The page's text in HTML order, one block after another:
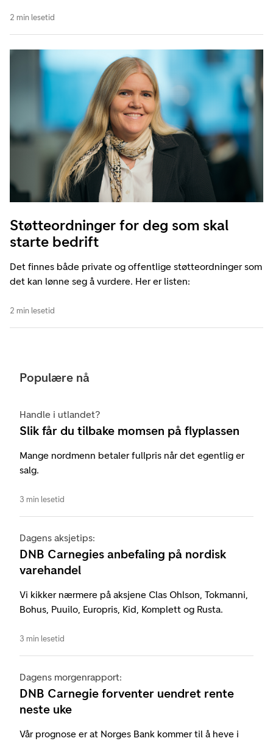
2 min lesetid
Støtteordninger for deg som skal
starte bedrift
Det finnes både private og offentlige støtteordninger som
det kan lønne seg å vurdere. Her er listen:
2 min lesetid
Populære nå
Handle i utlandet?
Slik får du tilbake momsen på flyplassen
Mange nordmenn betaler fullpris når det egentlig er
salg.
3 min lesetid
Dagens aksjetips:
DNB Carnegies anbefaling på nordisk
varehandel
Vi kikker nærmere på aksjene Clas Ohlson, Tokmanni,
Bohus, Puuilo, Europris, Kid, Komplett og Rusta.
3 min lesetid
Dagens morgenrapport:
DNB Carnegie forventer uendret rente
neste uke
Vår prognose er at Norges Bank kommer til å heve i